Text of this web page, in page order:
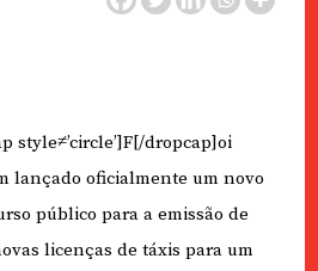
style≠’circle’]F[/dropcap]oi
lançado oficialmente um novo
público para a emissão de
licenças de táxis para um